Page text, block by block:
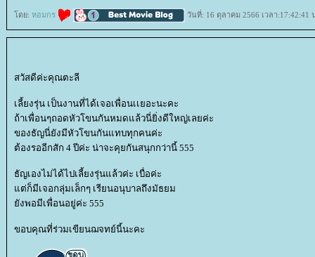
ดย: หอมกร วันที่: 16 ตุลาคม 2566 เวลา:17:42:41
สวัสดีค่ะคุณตะลี
เลี้ยงรุ่น เป็นงานที่ได้เจอเพื่อนเเยอะนะคะ
ถ้าเพื่อนๆถอดหัวโขนกันหมดแล้วนี่ยิ่งดีใหญ่เลยค่ะ
ของธัญนี่ยังมีหัวโขนกันแทบทุกคนค่ะ
ต้องรออีกสัก 4 ปีค่ะ น่าจะคุยกันสนุกกว่านี้ 555
ธัญเองไม่ได้ไปเลี้ยงรุ่นแล้วค่ะ เบื่อค่ะ
ต่ก็มีเจอกลุ่มเล็กๆ เรียนอนุบาลถึงมัธยม
ังพอมีเพื่อนอยู่ค่ะ 555
ขอบคุณที่ร่วมเขียนฌจทย์นี้นะคะ